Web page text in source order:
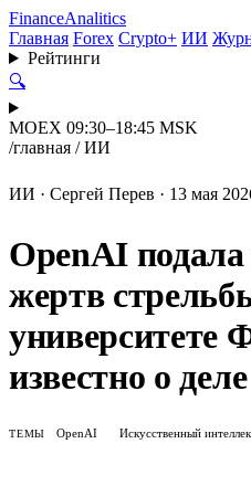
FinanceAnalitics
Главная Forex Crypto+ ИИ
Рейтинги
🔍
MOEX 09:30–18:45 MSK
/главная / ИИ
ИИ · Сергей Перев · 13 мая
OpenAI подала
жертв
университете
известно о деле
ТЕМЫ OpenAI Искусственный